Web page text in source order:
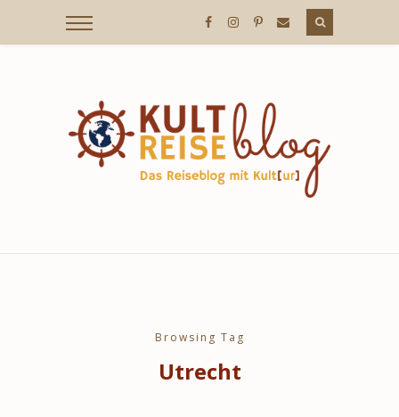
/
KULT[UR]
Browsing Tag
Utrecht